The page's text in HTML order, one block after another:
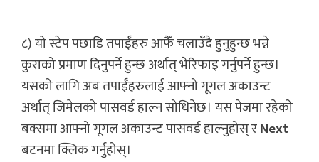
८) यो स्टेप पछाडि तपाईँहरु आफैँ चलाउँदै हुनुहुन्छ भन्ने
कुराको प्रमाण दिनुपर्ने हुन्छ अर्थात् भेरिफाइ गर्नुपर्ने हुन्छ।
यसको लागि अब तपाईँहरुलाई आफ्नो गूगल अकाउन्ट
अर्थात् जिमेलको पासवर्ड हाल्न सोधिनेछ। यस पेजमा रहेको
बक्समा आफ्नो गूगल अकाउन्ट पासवर्ड हाल्नुहोस् रNext
बटनमा क्लिक गर्नुहोस्।